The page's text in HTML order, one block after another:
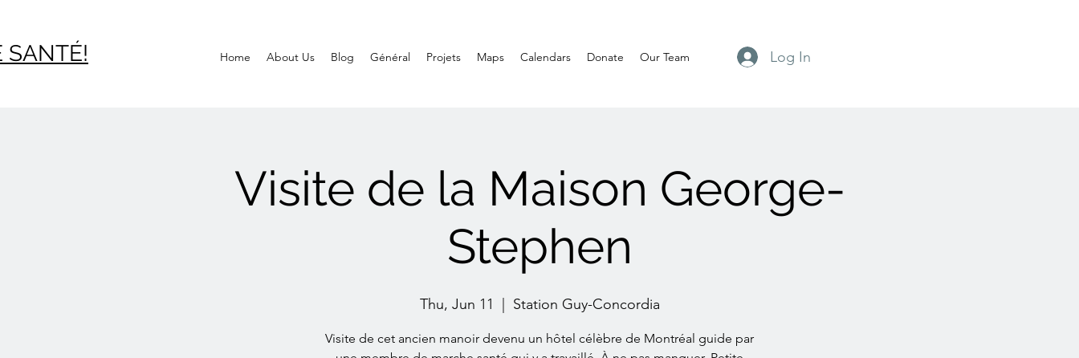
SANTÉ! Home About Us Blog Général Projets Maps Calendars Donate Our Team Log In
Visite de la Maison George-
Stephen
Thu, Jun 11 Station Guy-Concordia
Visite de cet ancien manoir devenu un hôtel célèbre de Montréal guide par